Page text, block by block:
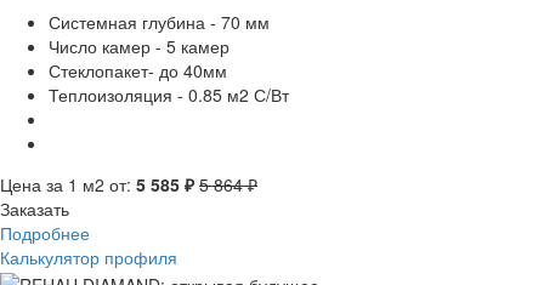
Системная глубина - 70 мм
Число камер - 5 камер
Стеклопакет- до 40мм
Теплоизоляция - 0.85 м2 С/Вт
Цена за 1 м2 от: 5 585 ₽ 5 864 ₽
Заказать
Подробнее
Калькулятор профиля